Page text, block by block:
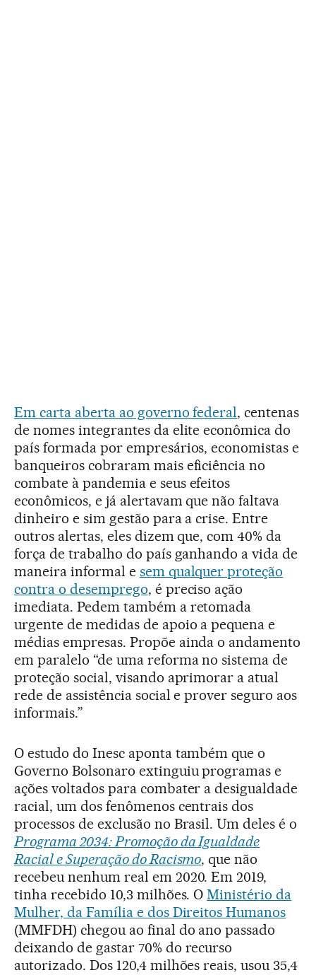
Em carta aberta ao governo federal, centenas
de nomes integrantes da elite econômica do
país formada por empresários, economistas e
banqueiros cobraram mais eficiência no
combate à pandemia e seus efeitos
econômicos, e já alertavam que não faltava
dinheiro e sim gestão para a crise. Entre
outros alertas, eles dizem que, com 40% da
força de trabalho do país ganhando a vida de
maneira informal e sem qualquer proteção
contra o desemprego, é preciso ação
imediata. Pedem também a retomada
urgente de medidas de apoio a pequena e
médias empresas. Propõe ainda o andamento
em paralelo “de uma reforma no sistema de
proteção social, visando aprimorar a atual
rede de assistência social e prover seguro aos
informais.”
O estudo do Inesc aponta também que o
Governo Bolsonaro extinguiu programas e
ações voltados para combater a desigualdade
racial, um dos fenômenos centrais dos
processos de exclusão no Brasil. Um deles é o
Programa 2034: Promoção da Igualdade
Racial e Superação do Racismo, que não
recebeu nenhum real em 2020. Em 2019,
tinha recebido 10,3 milhões. OMinistério da
Mulher, da Família e dos Direitos Humanos
(MMFDH) chegou ao final do ano passado
deixando de gastar 70% do recurso
autorizado. Dos 120,4 milhões reais, usou 35,4